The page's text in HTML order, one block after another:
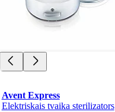
Avent Express
Elektriskais tvaika sterilizators